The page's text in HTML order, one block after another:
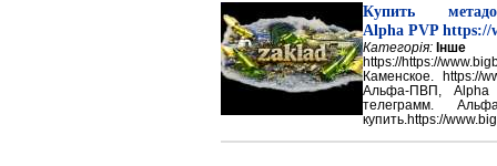
Купить
Alpha PVP https://
Категорія: Інше
https://https://
Каменское. https://
Альфа-ПВП, Alpha
телеграмм.
купить.https://